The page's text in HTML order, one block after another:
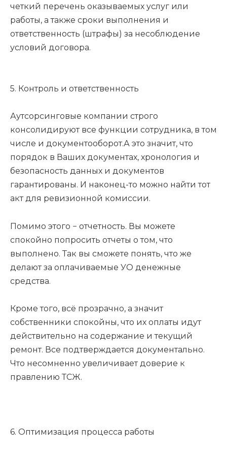
четкий перечень оказываемых услуг или
работы, а также сроки выполнения и
ответственность (штрафы) за несоблюдение
условий договора.
5. Контроль и ответственность
Аутсорсинговые компании строго
консолидируют все функции сотрудника, в том
числе и документооборот.А это значит, что
порядок в Ваших документах, хронология и
безопасность данных и документов
гарантированы. И наконец-то можно найти тот
акт для ревизионной комиссии.
Помимо этого − отчетность. Вы можете
спокойно попросить отчеты о том, что
выполнено. Так вы сможете понять, что же
делают за оплачиваемые УО денежные
средства.
Кроме того, всё прозрачно, а значит
собственники спокойны, что их оплаты идут
действительно на содержание и текущий
ремонт. Все подтверждается документально.
Что несомненно увеличивает доверие к
правлению ТСЖ.
6. Оптимизация процесса работы